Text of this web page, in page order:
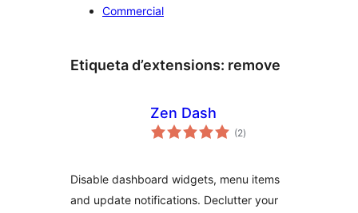
Commercial
Etiqueta d’extensions: remove
Zen Dash
(2puntuacions
totals
)
Disable dashboard widgets, menu items
and update notifications. Declutter your